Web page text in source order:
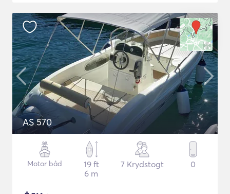
AS 570
Motor båd
19 ft
6 m
7 Krydstogt 0